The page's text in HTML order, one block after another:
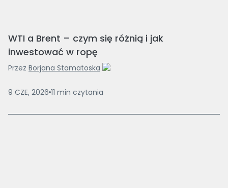
WTI a Brent – czym się różnią i jak
inwestować w ropę
Przez Borjana Stamatoska
9 CZE, 2026 11 min czytania